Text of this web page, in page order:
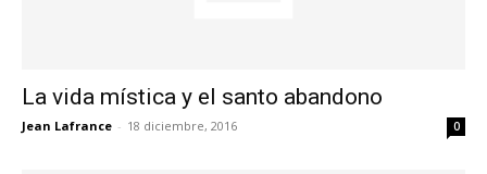
La vida mística y el santo abandono
Jean Lafrance - 18 diciembre, 2016 0